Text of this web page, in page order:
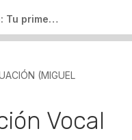
Del miedo a la cámara: Tu primer paso para crear contenido
(MIGUEL
Vocal